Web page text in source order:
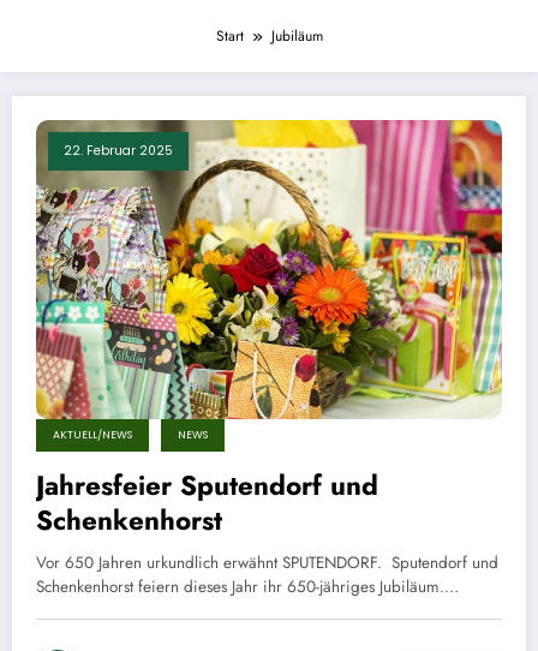
Start Jubiläum
22. Februar 2025
AKTUELL/NEWS NEWS
Jahresfeier Sputendorf und
Schenkenhorst
Vor 650 Jahren urkundlich erwähnt SPUTENDORF. Sputendorf und
Schenkenhorst feiern dieses Jahr ihr 650-jähriges Jubiläum.…